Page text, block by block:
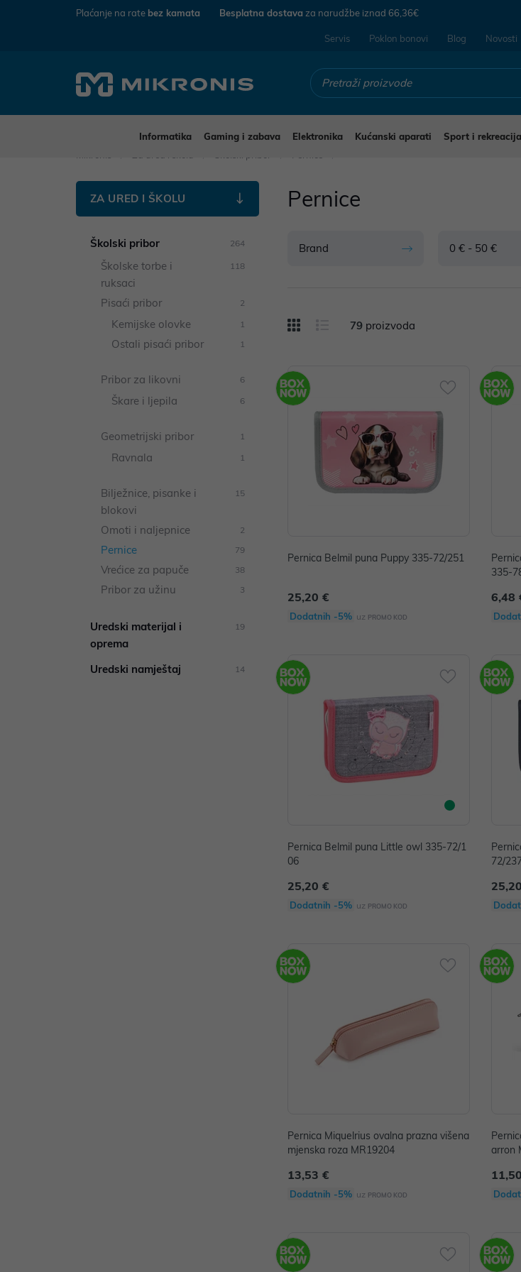
Plaćanje na rate bez kamata Besplatna dostava za narudžbe iznad 66,36€
Servis Poklon bonovi Blog Novosti
Informatika Gaming i zabava Elektronika Kućanski aparati Sport i rekreacija
ZA URED I ŠKOLU
Školski pribor 264
Školske torbe i
ruksaci
118
Pisaći pribor 2
Kemijske olovke 1
Ostali pisaći pribor 1
Pribor za likovni 6
Škare i ljepila 6
Geometrijski pribor 1
Ravnala 1
Bilježnice, pisanke i
blokovi
15
Omoti i naljepnice 2
Pernice 79
Vrećice za papuče 38
Pribor za užinu 3
Uredski materijal i
oprema
19
Uredski namještaj 14
Pernice
Brand 0 € - 50 €
79 proizvoda
Pernica Belmil puna Puppy 335-72/251
25,20 €
Dodatnih -5% uz PROMO KOD
335-
6,48
Pernica Belmil puna Little owl 335-72/1
06
25,20 €
Dodatnih -5% uz PROMO KOD
72/
Pernica Miquelrius ovalna prazna višena
mjenska roza MR19204
13,53 €
Dodatnih -5% uz PROMO KOD
arron